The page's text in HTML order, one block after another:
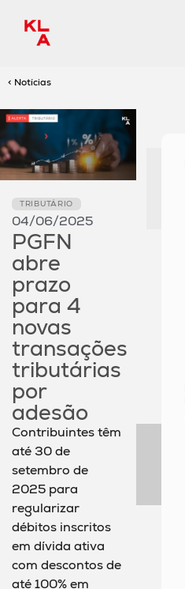
< Notícias
TRIBUTÁRIO
04/06/2025
PGFN
abre
prazo
para 4
novas
transações
tributárias
por
adesão
Contribuintes têm
até 30 de
setembro de
2025 para
regularizar
débitos inscritos
em dívida ativa
com descontos de
até 100% em